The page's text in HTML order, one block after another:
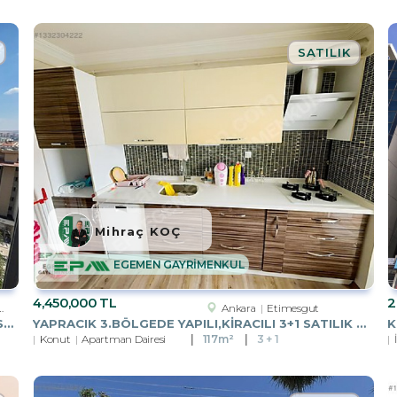
YAPRACIK 7.BÖLGEDE BOŞ,HEMEN OTURMAYA MÜSAİT 3+1 SATILIK DAİRE
4,450,000 TL Ankara Etimesgut
YAPRACIK 3.BÖLGEDE YAPILI,KİRACILI 3+1 SATILIK DAİRE
SATILIK
Konut Apartman Dairesi 117m² 3 + 1
EGEMEN GAYRİMENKUL
Mihraç KOÇ